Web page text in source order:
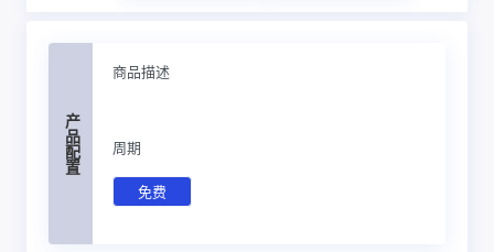
产品配置
商品描述
周期
免费